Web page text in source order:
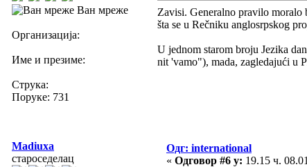
Ван мреже
Организација:
Име и презиме:
Струка:
Поруке: 731
Zavisi. Generalno pravilo moralo
šta se u Rečniku anglosrpskog
U jednom starom broju Jezika
nit 'vamo"), mada, zagledajući u
Madiuxa
староседелац
Одг: international
« Одговор #6 у: 19.15 ч.